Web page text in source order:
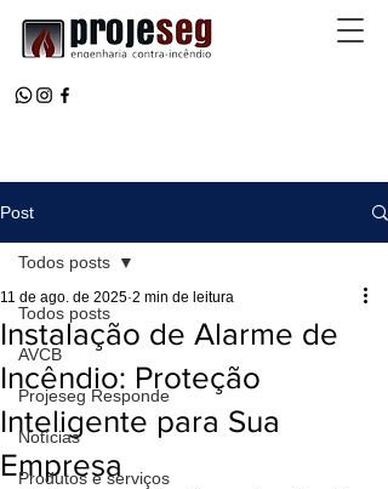
Post
Todos posts
AVCB
Projeseg Responde
Notícias
Produtos e serviços
Todos posts
Instalação de Alarme de
Incêndio: Proteção
Inteligente para Sua
Empresa
11 de ago. de 2025 2 min de leitura